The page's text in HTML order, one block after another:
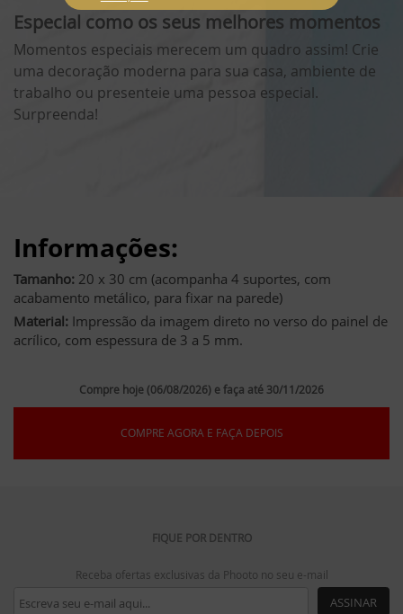
Especial como os seus melhores momentos
Momentos especiais merecem um quadro assim! Crie
uma decoração moderna para sua casa, ambiente de
trabalho ou presenteie uma pessoa especial.
Surpreenda!
Informações:
Tamanho: 20 x 30 cm (acompanha 4 suportes, com
acabamento metálico, para fixar na parede)
Material: Impressão da imagem direto no verso do painel de
acrílico, com espessura de 3 a 5 mm.
Compre hoje (06/08/2026) e faça até 30/11/2026
COMPRE AGORA E FAÇA DEPOIS
FIQUE POR DENTRO
Receba ofertas exclusivas da Phooto no seu e-mail
ASSINAR